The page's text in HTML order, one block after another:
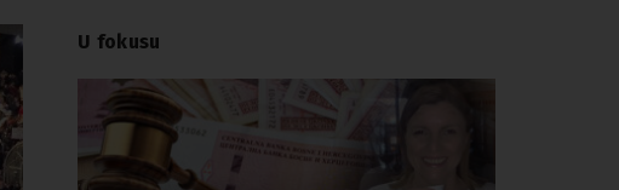
U fokusu